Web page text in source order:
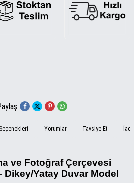
Yorumlar Tavsiye Et
ve Fotoğraf Çerçevesi
Dikey/Yatay Duvar Model